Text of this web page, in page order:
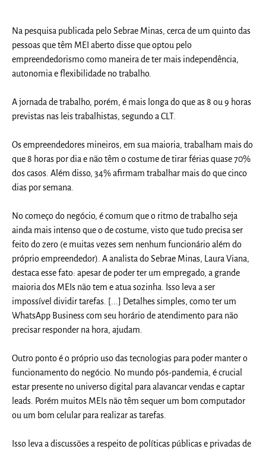
Na pesquisa publicada pelo Sebrae Minas, cerca de um quinto das
pessoas que têm MEI aberto disse que optou pelo
empreendedorismo como maneira de ter mais independência,
autonomia e flexibilidade no trabalho.
A jornada de trabalho, porém, é mais longa do que as 8 ou 9 horas
previstas nas leis trabalhistas, segundo a CLT.
Os empreendedores mineiros, em sua maioria, trabalham mais do
que 8 horas por dia e não têm o costume de tirar férias quase 70%
dos casos. Além disso, 34% afirmam trabalhar mais do que cinco
dias por semana.
No começo do negócio, é comum que o ritmo de trabalho seja
ainda mais intenso que o de costume, visto que tudo precisa ser
feito do zero (e muitas vezes sem nenhum funcionário além do
próprio empreendedor). A analista do Sebrae Minas, Laura Viana,
destaca esse fato: apesar de poder ter um empregado, a grande
maioria dos MEIs não tem e atua sozinha. Isso leva a ser
impossível dividir tarefas. [...] Detalhes simples, como ter um
WhatsApp Business com seu horário de atendimento para não
precisar responder na hora, ajudam.
Outro ponto é o próprio uso das tecnologias para poder manter o
funcionamento do negócio. No mundo pós-pandemia, é crucial
estar presente no universo digital para alavancar vendas e captar
leads. Porém muitos MEIs não têm sequer um bom computador
ou um bom celular para realizar as tarefas.
Isso leva a discussões a respeito de políticas públicas e privadas de